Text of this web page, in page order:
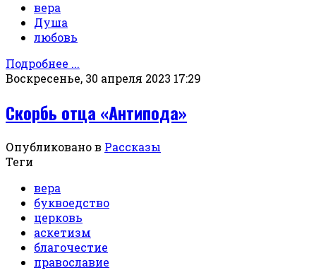
вера
Душа
любовь
Подробнее ...
Воскресенье, 30 апреля 2023 17:29
Скорбь отца «Антипода»
Опубликовано в Рассказы
Теги
вера
буквоедство
церковь
аскетизм
благочестие
православие